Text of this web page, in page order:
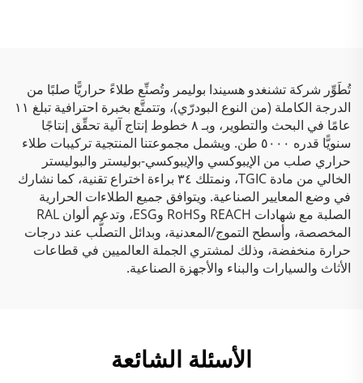
تُطَوِّر شركة تشنغدو هسيندا بوليمر وتُصنِّع طلاءً حراريًّا صلبًا من
الدرجة الكاملة (من النوع البودرّي)، وتتمتَّع بخبرة احترافية تبلغ ١١
عامًا في البحث والتطوير، وبـ ٨ خطوط إنتاج آلية تحقِّق إنتاجًا
سنويًّا قدره ٥٠٠٠ طن. ويشمل مجموعتنا المنتجية تركيبات طلاء
حراري صلب من الإيبوكسي والإيبوكسي-بوليستر والبوليستر
الخالي من مادة TGIC، ونمتلك ٣٤ براءة اختراع تقنية، كما نشارك
في وضع المعايير الصناعية. ويتوافق جميع الطلاءات الحرارية
الصلبة مع شهادات REACH وRoHS وESG، وتدعم ألوان RAL
المخصصة، وأسطح التموج/المعدنية، وبدائل التصلُّب عند درجات
حرارة منخفضة، وذلك لمشتري الجملة العالميين في قطاعات
الأثاث والسيارات والبناء والأجهزة الصناعية.
الأسئلة الشائعة